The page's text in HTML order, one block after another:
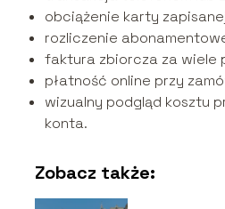
obciążenie karty
rozliczenie
faktura zbiorcza za wiele
płatność online przy
wizualny podgląd kosztu
konta.
Zobacz także: